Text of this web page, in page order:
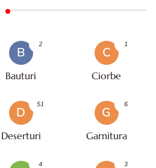
B
Bauturi
2
C
Ciorbe
1
D
Deserturi
51
G
Garnitura
6
4 3